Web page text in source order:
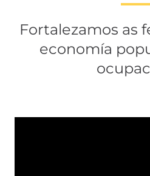
Fortalezamos as
economía